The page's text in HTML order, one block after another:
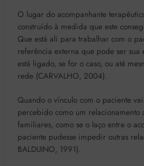
O lugar do acompanhante
construído à medida que este
Que está ali para trabalhar com o
referência externa que pode ser
está ligado, se for o caso, ou até
rede (CARVALHO, 2004).
Quando o vínculo com o paciente
percebido como um relacionamento
familiares, como se o laço entre o
paciente pudesse impedir outras
BALDUINO, 1991).